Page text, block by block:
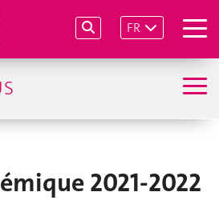
FR
2021-2022